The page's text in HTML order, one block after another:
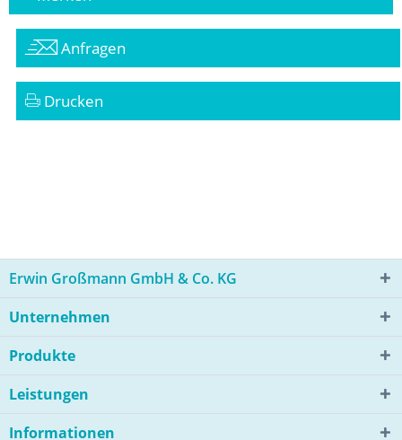
Anfragen
Drucken
Erwin Großmann GmbH & Co. KG
Unternehmen
Produkte
Leistungen
Informationen